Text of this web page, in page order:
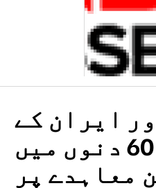
ایران کے
درمیان 60 دنوں میں
معاہدے پر